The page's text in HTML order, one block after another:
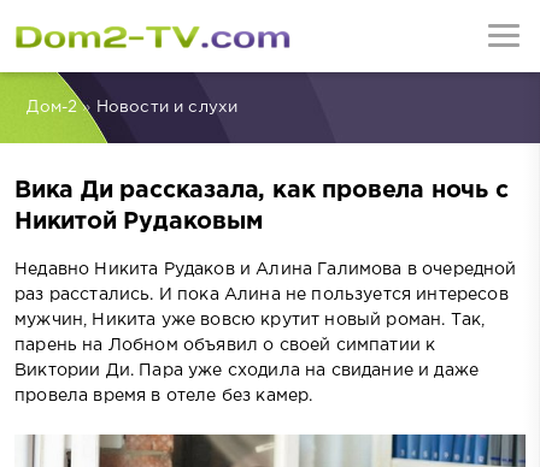
Дом-2» Новости и слухи
Вика Ди рассказала, как провела ночь с
Никитой Рудаковым
Недавно Никита Рудаков и Алина Галимова в очередной
раз расстались. И пока Алина не пользуется интересов
мужчин, Никита уже вовсю крутит новый роман. Так,
парень на Лобном объявил о своей симпатии к
Виктории Ди. Пара уже сходила на свидание и даже
провела время в отеле без камер.